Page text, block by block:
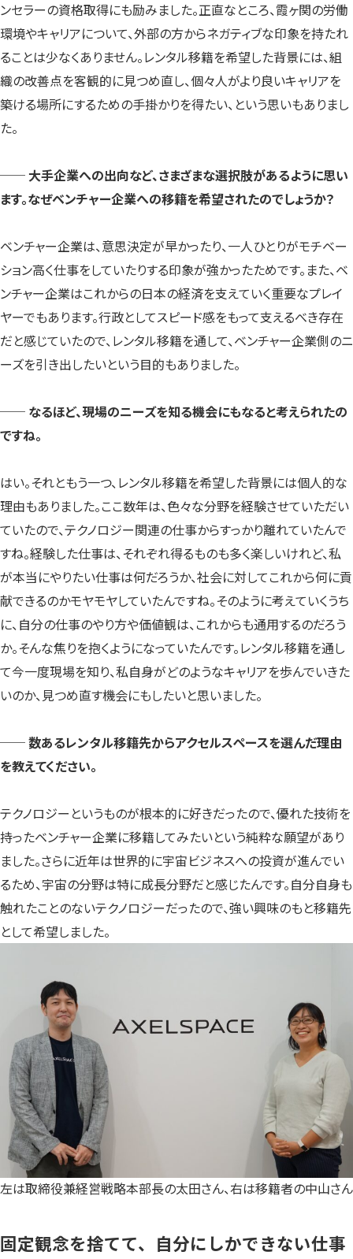
ンセラーの資格取得にも励みました。正直なところ、霞ヶ関の労働
環境やキャリアについて、外部の方からネガティブな印象を持たれ
ることは少なくありません。レンタル移籍を希望した背景には、組
織の改善点を客観的に見つめ直し、個々人がより良いキャリアを
築ける場所にするための手掛かりを得たい、という思いもありまし
た。
── 大手企業への出向など、さまざまな選択肢があるように思い
ます。なぜベンチャー企業への移籍を希望されたのでしょうか？
ベンチャー企業は、意思決定が早かったり、一人ひとりがモチベー
ション高く仕事をしていたりする印象が強かったためです。また、ベ
ンチャー企業はこれからの日本の経済を支えていく重要なプレイ
ヤーでもあります。行政としてスピード感をもって支えるべき存在
だと感じていたので、レンタル移籍を通して、ベンチャー企業側のニ
ーズを引き出したいという目的もありました。
── なるほど、現場のニーズを知る機会にもなると考えられたの
ですね。
はい。それともう一つ、レンタル移籍を希望した背景には個人的な
理由もありました。ここ数年は、色々な分野を経験させていただい
ていたので、テクノロジー関連の仕事からすっかり離れていたんで
すね。経験した仕事は、それぞれ得るものも多く楽しいけれど、私
が本当にやりたい仕事は何だろうか、社会に対してこれから何に貢
献できるのかモヤモヤしていたんですね。そのように考えていくうち
に、自分の仕事のやり方や価値観は、これからも通用するのだろう
か。そんな焦りを抱くようになっていたんです。レンタル移籍を通し
て今一度現場を知り、私自身がどのようなキャリアを歩んでいきた
いのか、見つめ直す機会にもしたいと思いました。
── 数あるレンタル移籍先からアクセルスペースを選んだ理由
を教えてください。
テクノロジーというものが根本的に好きだったので、優れた技術を
持ったベンチャー企業に移籍してみたいという純粋な願望があり
ました。さらに近年は世界的に宇宙ビジネスへの投資が進んでい
るため、宇宙の分野は特に成長分野だと感じたんです。自分自身も
触れたことのないテクノロジーだったので、強い興味のもと移籍先
として希望しました。
左は取締役兼経営戦略本部長の太田さん、右は移籍者の中山さん
固定観念を捨てて、自分にしかできない仕事